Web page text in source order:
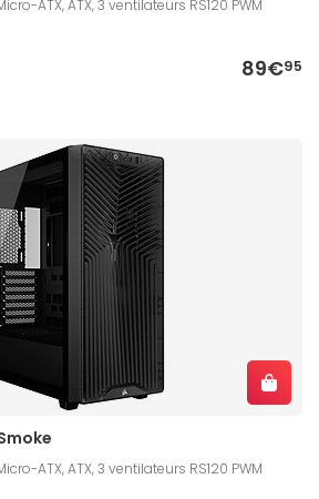
ATX, ATX, 3 ventilateurs RS120 PWM
89€95
ATX, ATX, 3 ventilateurs RS120 PWM